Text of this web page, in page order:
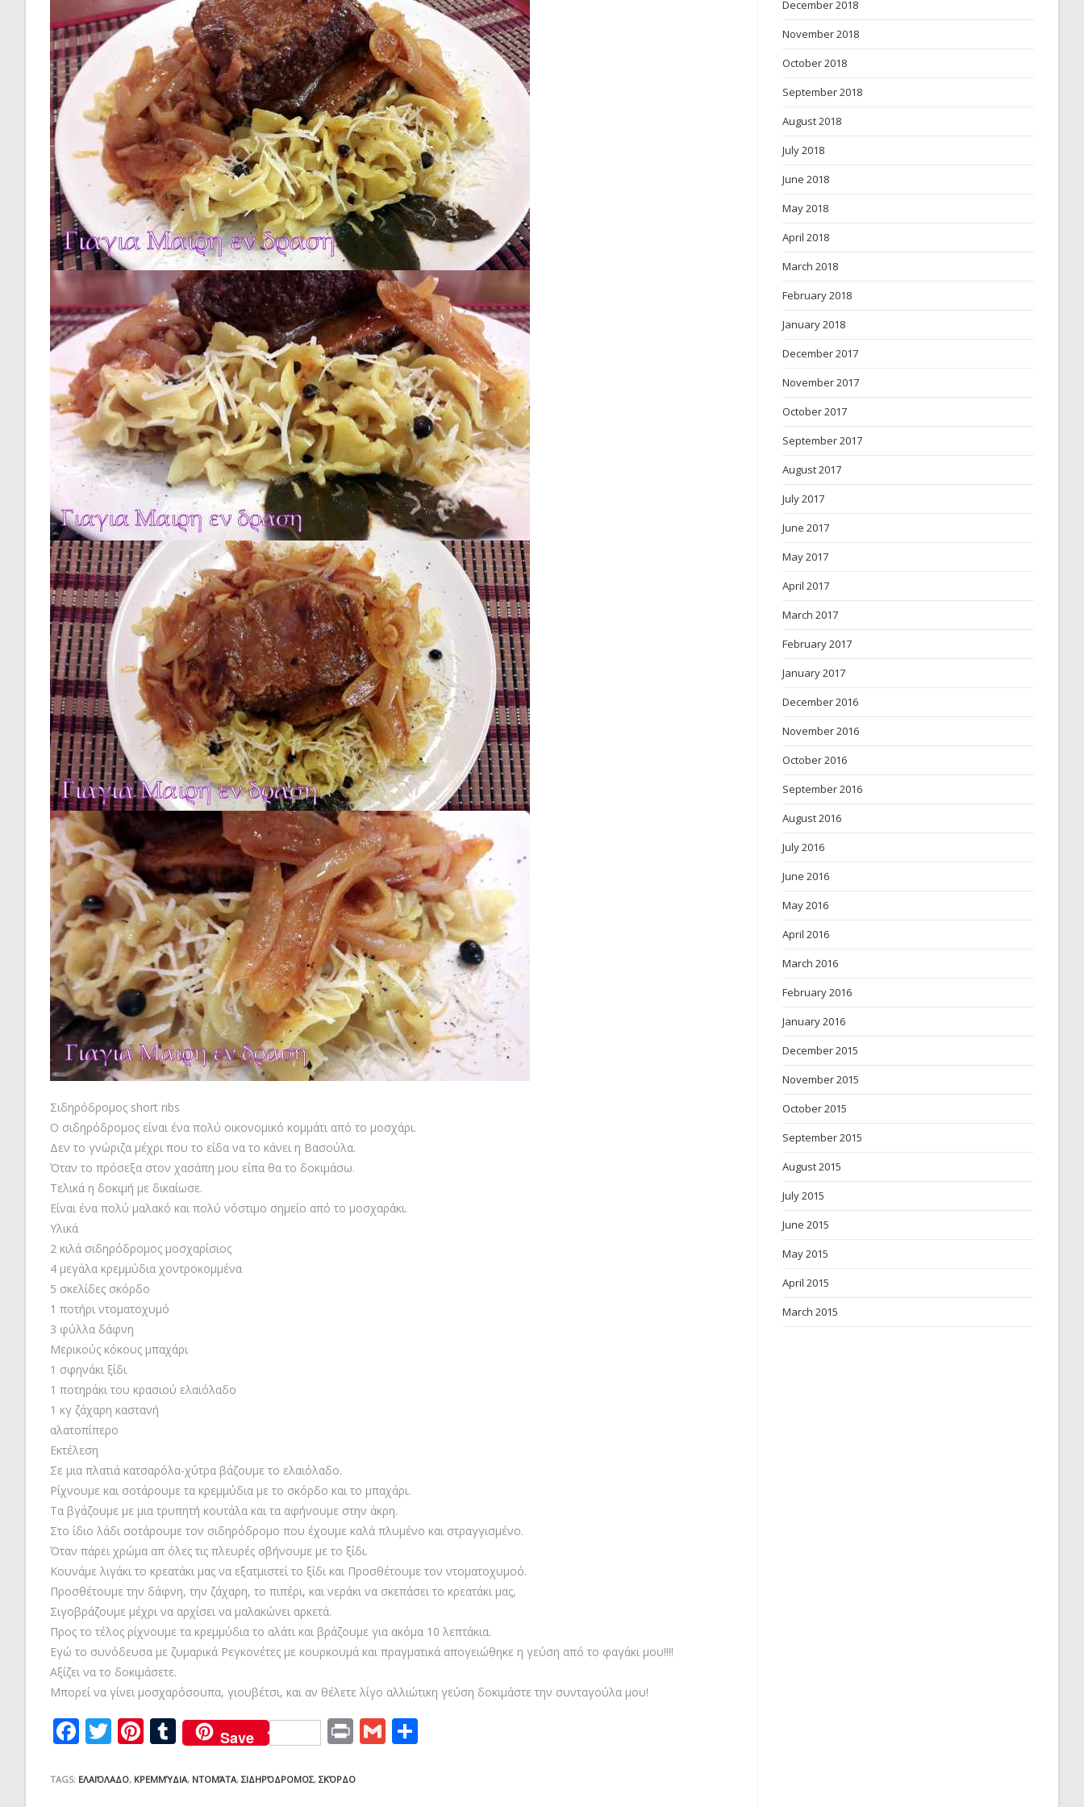
Σιδηρόδρομος short ribs
Ο σιδηρόδρομος είναι ένα πολύ οικονομικό κομμάτι από το μοσχάρι.
Δεν το γνώριζα μέχρι που το είδα να το κάνει η Βασούλα.
Όταν το πρόσεξα στον χασάπη μου είπα θα το δοκιμάσω.
Τελικά η δοκιμή με δικαίωσε.
Είναι ένα πολύ μαλακό και πολύ νόστιμο σημείο από το μοσχαράκι.
Υλικά
2 κιλά σιδηρόδρομος μοσχαρίσιος
4 μεγάλα κρεμμύδια χοντροκομμένα
5 σκελίδες σκόρδο
1 ποτήρι ντοματοχυμό
3 φύλλα δάφνη
Μερικούς κόκους μπαχάρι
1 σφηνάκι ξίδι
1 ποτηράκι του κρασιού ελαιόλαδο
1 κγ ζάχαρη καστανή
αλατοπίπερο
Εκτέλεση
Σε μια πλατιά κατσαρόλα-χύτρα βάζουμε το ελαιόλαδο.
Ρίχνουμε και σοτάρουμε τα κρεμμύδια με το σκόρδο και το μπαχάρι.
Τα βγάζουμε με μια τρυπητή κουτάλα και τα αφήνουμε στην άκρη.
Στο ίδιο λάδι σοτάρουμε τον σιδηρόδρομο που έχουμε καλά πλυμένο και στραγγισμένο.
Όταν πάρει χρώμα απ όλες τις πλευρές σβήνουμε με το ξίδι.
Κουνάμε λιγάκι το κρεατάκι μας να εξατμιστεί το ξίδι και Προσθέτουμε τον ντοματοχυμοό.
Προσθέτουμε την δάφνη, την ζάχαρη, το πιπέρι, και νεράκι να σκεπάσει το κρεατάκι μας,
Σιγοβράζουμε μέχρι να αρχίσει να μαλακώνει αρκετά.
Προς το τέλος ρίχνουμε τα κρεμμύδια το αλάτι και βράζουμε για ακόμα 10 λεπτάκια.
Εγώ το συνόδευσα με ζυμαρικά Ρεγκονέτες με κουρκουμά και πραγματικά απογειώθηκε η γεύση από το φαγάκι μου!!!!
Αξίζει να το δοκιμάσετε.
Μπορεί να γίνει μοσχαρόσουπα, γιουβέτσι, και αν θέλετε λίγο αλλιώτικη γεύση δοκιμάστε την συνταγούλα μου!
F
e
T
itt
Pi
er
T
u
m
Save Pr
t
G
TAGS: ΕΛΑΙΌΛΑΔΟ, ΚΡΕΜΜΎΔΙΑ, ΝΤΟΜΆΤΑ, ΣΙΔΗΡΌΔΡΟΜΟΣ, ΣΚΌΡΔΟ
December 2018
November 2018
October 2018
September 2018
August 2018
July 2018
June 2018
May 2018
April 2018
March 2018
February 2018
January 2018
December 2017
November 2017
October 2017
September 2017
August 2017
July 2017
June 2017
May 2017
April 2017
March 2017
February 2017
January 2017
December 2016
November 2016
October 2016
September 2016
August 2016
July 2016
June 2016
May 2016
April 2016
March 2016
February 2016
January 2016
December 2015
November 2015
October 2015
September 2015
August 2015
July 2015
June 2015
May 2015
April 2015
March 2015